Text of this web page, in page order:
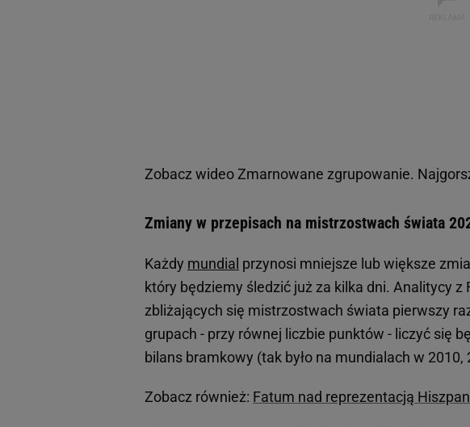
Zobacz wideoZmarnowane zgrupowanie.
Zmiany w przepisach na mistrzostwach świata
Każdy mundial przynosi mniejsze lub większe
który będziemy śledzić już za kilka dni. Analitycy
zbliżających się mistrzostwach świata pierwszy
grupach - przy równej liczbie punktów - liczyć się
bilans bramkowy (tak było na mundialach w 2010,
Zobacz również: Fatum nad reprezentacją